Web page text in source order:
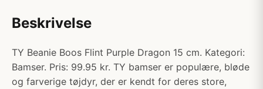
Beskrivelse
TY Beanie Boos Flint Purple Dragon 15 cm. Kategori:
Bamser. Pris: 99.95 kr. TY bamser er populære, bløde
og farverige tøjdyr, der er kendt for deres store,